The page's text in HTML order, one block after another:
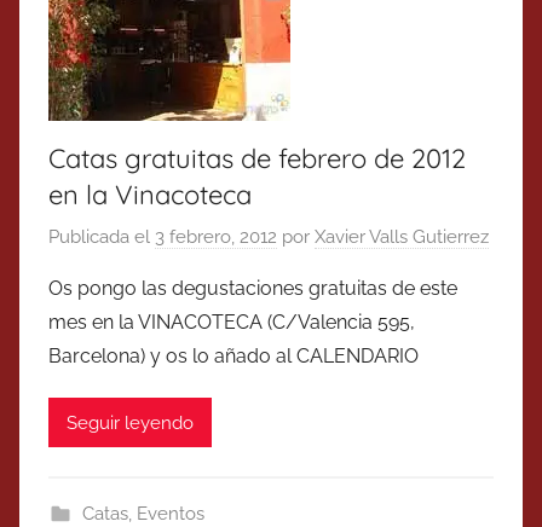
Catas gratuitas de febrero de 2012
en la Vinacoteca
Publicada el 3 febrero, 2012 por Xavier Valls Gutierrez
Os pongo las degustaciones gratuitas de este
mes en la VINACOTECA (C/Valencia 595,
Barcelona) y os lo añado al CALENDARIO
Seguir leyendo
Catas, Eventos